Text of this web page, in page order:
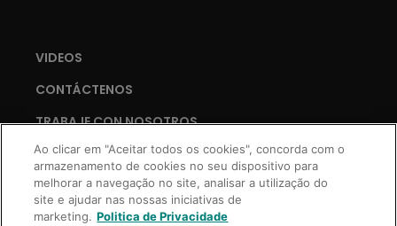
VIDEOS
CONTÁCTENOS
TRABAJE CON NOSOTROS
Copyright © 2021 Truss Professional | Todos los derechos reservados.
Desarrollo Prospecta Digital
Ao clicar em "Aceitar todos os cookies", concorda com o
armazenamento de cookies no seu dispositivo para
melhorar a navegação no site, analisar a utilização do
site e ajudar nas nossas iniciativas de
marketing. Politica de Privacidade